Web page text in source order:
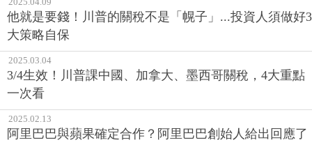
他就是要錢！川普的關稅不是「幌子」...投資人須做好3
大策略自保
2025.03.04
3/4生效！川普課中國、加拿大、墨西哥關稅，4大重點
一次看
2025.02.13
阿里巴巴與蘋果確定合作？阿里巴巴創始人給出回應了